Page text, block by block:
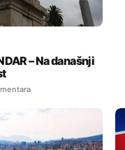
– Na današnji